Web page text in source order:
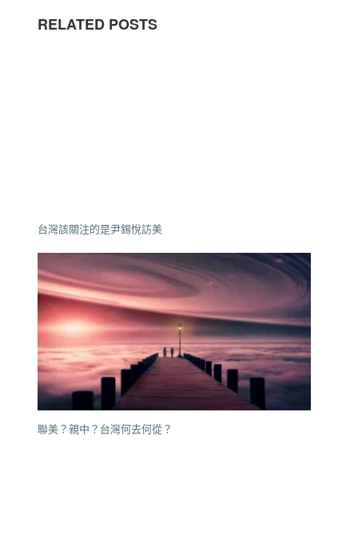
RELATED POSTS
台灣該關注的是尹錫悅訪美
聯美？親中？台灣何去何從？